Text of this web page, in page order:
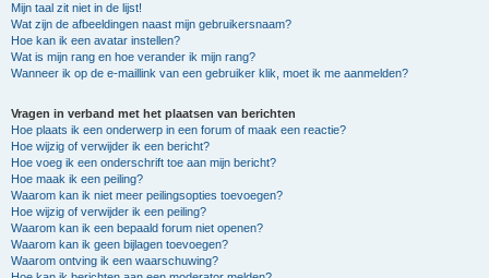
Mijn taal zit niet in de lijst!
Wat zijn de afbeeldingen naast mijn gebruikersnaam?
Hoe kan ik een avatar instellen?
Wat is mijn rang en hoe verander ik mijn rang?
Wanneer ik op de e-maillink van een gebruiker klik, moet ik me aanmelden?
Vragen in verband met het plaatsen van berichten
Hoe plaats ik een onderwerp in een forum of maak een reactie?
Hoe wijzig of verwijder ik een bericht?
Hoe voeg ik een onderschrift toe aan mijn bericht?
Hoe maak ik een peiling?
Waarom kan ik niet meer peilingsopties toevoegen?
Hoe wijzig of verwijder ik een peiling?
Waarom kan ik een bepaald forum niet openen?
Waarom kan ik geen bijlagen toevoegen?
Waarom ontving ik een waarschuwing?